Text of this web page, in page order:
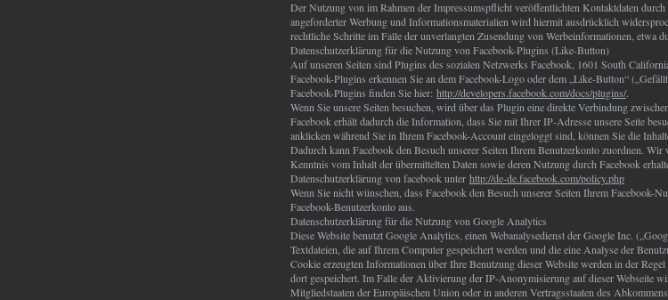
Der Nutzung von im Rahmen der Impressumspflicht veröffentlichten Kontaktdaten
angeforderter Werbung und Informationsmaterialien wird hiermit ausdrücklich
rechtliche Schritte im Falle der unverlangten Zusendung von Werbeinformationen, etwa
Datenschutzerklärung für die Nutzung von Facebook-Plugins (Like-Button)
Auf unseren Seiten sind Plugins des sozialen Netzwerks Facebook, 1601 South
Facebook-Plugins erkennen Sie an dem Facebook-Logo oder dem „Like-Button“
Facebook-Plugins finden Sie hier: http://developers.facebook.com/docs/plugins/.
Wenn Sie unsere Seiten besuchen, wird über das Plugin eine direkte Verbindung
Facebook erhält dadurch die Information, dass Sie mit Ihrer IP-Adresse unsere Seite
anklicken während Sie in Ihrem Facebook-Account eingeloggt sind, können Sie die
Dadurch kann Facebook den Besuch unserer Seiten Ihrem Benutzerkonto zuordnen.
Kenntnis vom Inhalt der übermittelten Daten sowie deren Nutzung durch Facebook
Datenschutzerklärung von facebook unter http://de-de.facebook.com/policy.php
Wenn Sie nicht wünschen, dass Facebook den Besuch unserer Seiten Ihrem Facebook-
Facebook-Benutzerkonto aus.
Datenschutzerklärung für die Nutzung von Google Analytics
Diese Website benutzt Google Analytics, einen Webanalysedienst der Google Inc.
Textdateien, die auf Ihrem Computer gespeichert werden und die eine Analyse der
Cookie erzeugten Informationen über Ihre Benutzung dieser Website werden in der
dort gespeichert. Im Falle der Aktivierung der IP-Anonymisierung auf dieser Webseite
Mitgliedstaaten der Europäischen Union oder in anderen Vertragsstaaten des